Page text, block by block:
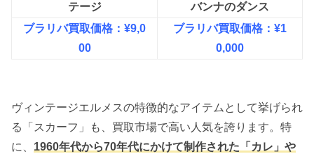
テージ
バンナのダンス
ブラリバ買取価格：¥9,0
00
ブラリバ買取価格：¥1
0,000
ヴィンテージエルメスの特徴的なアイテムとして挙げられ
る「スカーフ」も、買取市場で高い人気を誇ります。特
に、 1960年代から70年代にかけて制作された「カレ」や